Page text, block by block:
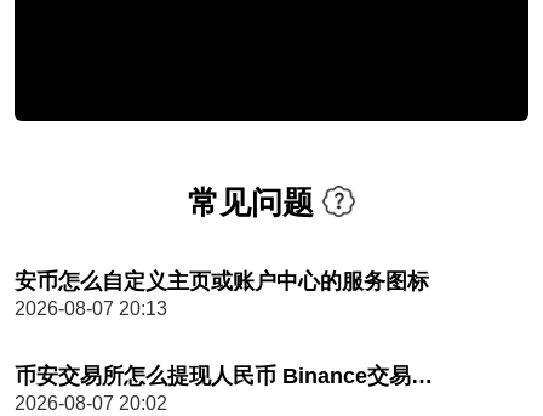
常见问题
安币怎么自定义主页或账户中心的服务图标
2026-08-07 20:13
币安交易所怎么提现人民币 Binance交易所提现全流程指南
2026-08-07 20:02